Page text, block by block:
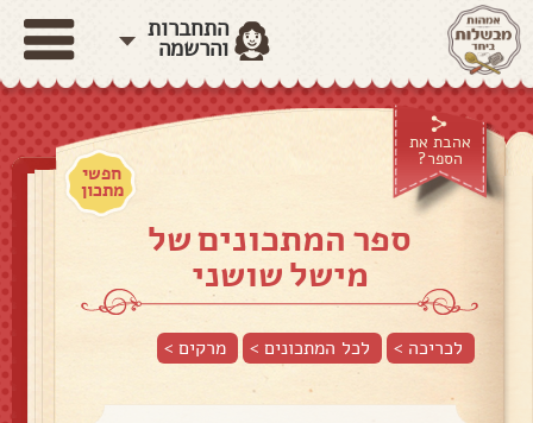
התחברות
והרשמה
אהבת את
הספר?
חפשי
מתכון
ספר המתכונים של
מישל שושני
לכריכה > לכל המתכונים > מרקים>